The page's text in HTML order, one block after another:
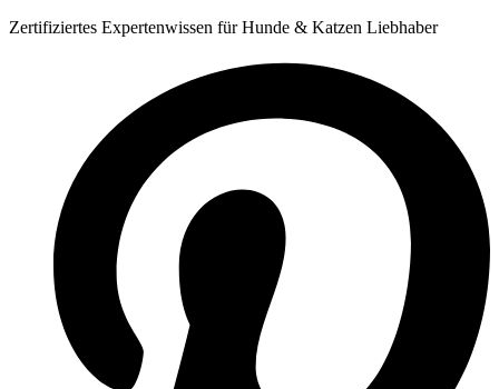
Zum
Zertifiziertes Expertenwissen für Hunde & Katzen Liebhaber